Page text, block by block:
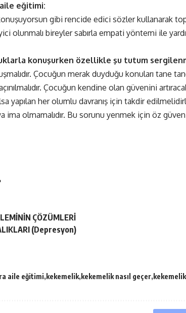
eğitimi:
konuşuyorsun gibi rencide edici sözler kullanarak
olunmalı bireyler sabırla empati yöntemi ile
konuşurken özellikle şu tutum
Çocuğun merak duyduğu konuları tane
Çocuğun kendine olan güvenini
yapılan her olumlu davranış için takdir
ima olmamalıdır. Bu sorunu yenmek için öz
ÇÖZÜMLERİ
(Depresyon)
aile eğitimi kekemelik kekemelik nasıl geçer